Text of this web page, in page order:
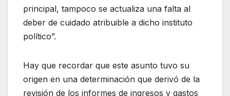
principal, tampoco se actualiza una falta al
deber de cuidado atribuible a dicho instituto
político”.
Hay que recordar que este asunto tuvo su
origen en una determinación que derivó de la
revisión de los informes de ingresos y gastos